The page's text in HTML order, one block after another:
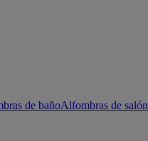
de bañoAlfombras de salón